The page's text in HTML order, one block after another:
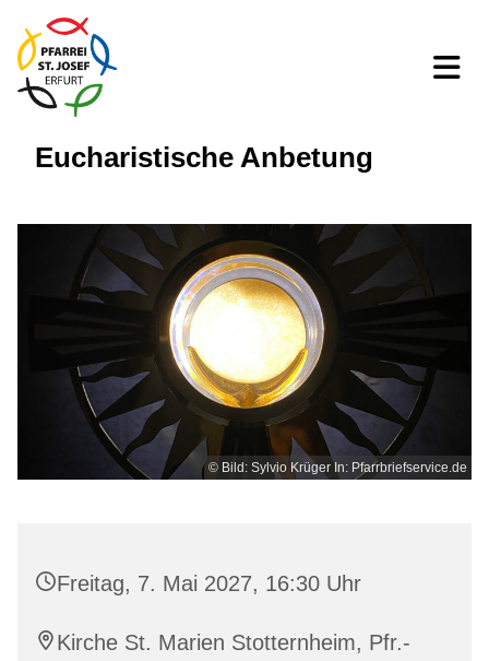
Eucharistische Anbetung
© Bild: Sylvio Krüger In: Pfarrbriefservice.de
Freitag, 7. Mai 2027, 16:30 Uhr
Kirche St. Marien Stotternheim, Pfr.-